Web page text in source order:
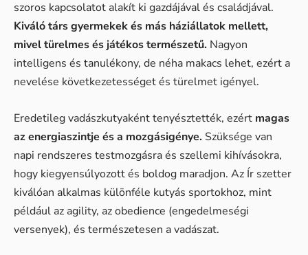
szoros kapcsolatot alakít ki gazdájával és családjával.
Kiváló társ gyermekek és más háziállatok mellett,
mivel türelmes és játékos természetű. Nagyon
intelligens és tanulékony, de néha makacs lehet, ezért a
nevelése következetességet és türelmet igényel.
Eredetileg vadászkutyaként tenyésztették, ezért magas
az energiaszintje és a mozgásigénye. Szüksége van
napi rendszeres testmozgásra és szellemi kihívásokra,
hogy kiegyensúlyozott és boldog maradjon. Az Ír szetter
kiválóan alkalmas különféle kutyás sportokhoz, mint
például az agility, az obedience (engedelmeségi
versenyek), és természetesen a vadászat.